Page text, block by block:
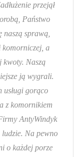
przejął
Państwo
sprawą,
komorniczej, a
kwoty. Naszą
ją wygrali.
usługi gorąco
z komornikiem
AntyWindyk
Na pewno
o każdej porze